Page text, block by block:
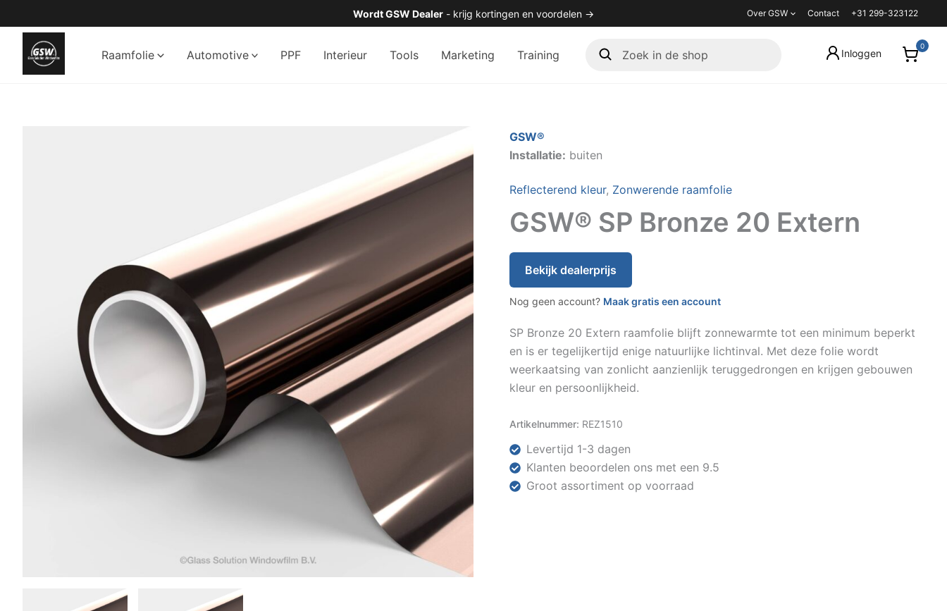
naar
inhoud
Wordt GSW Dealer - krijg kortingen en voordelen → Over GSW Contact +31 299-323122
Raamfolie Automotive PPF Interieur Tools Marketing Training Inloggen
GSW®
Installatie: buiten
Reflecterend kleur, Zonwerende raamfolie
GSW® SP Bronze 20 Extern
Bekijk dealerprijs
Nog geen account? Maak gratis een account
SP Bronze 20 Extern raamfolie blijft zonnewarmte tot een minimum beperkt
en is er tegelijkertijd enige natuurlijke lichtinval. Met deze folie wordt
weerkaatsing van zonlicht aanzienlijk teruggedrongen en krijgen gebouwen
kleur en persoonlijkheid.
Artikelnummer: REZ1510
Levertijd 1-3 dagen
Klanten beoordelen ons met een 9.5
Groot assortiment op voorraad